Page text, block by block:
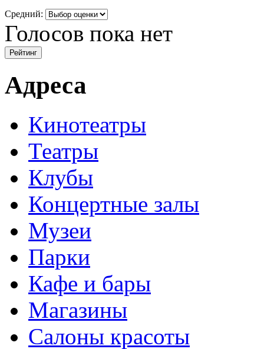
Средний:
Голосов пока нет
Адреса
Кинотеатры
Театры
Клубы
Концертные залы
Музеи
Парки
Кафе и бары
Магазины
Салоны красоты